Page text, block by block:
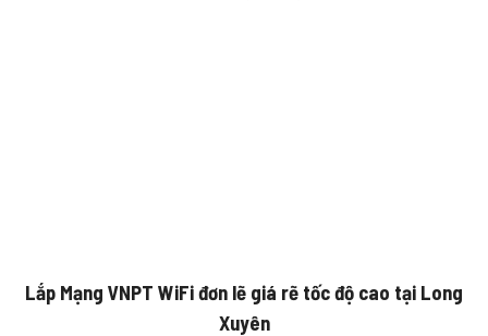
Lắp Mạng VNPT WiFi đơn lẽ giá rẽ tốc độ cao tại Long
Xuyên